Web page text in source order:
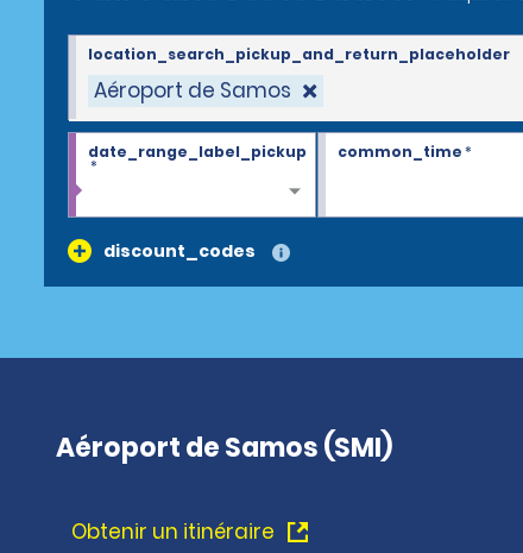
Aéroport de Samos
location_search_pickup_and_return_placeholder
date_range_label_pickup
*
common_time*
discount_codes
Aéroport de Samos (SMI)
Obtenir un itinéraire